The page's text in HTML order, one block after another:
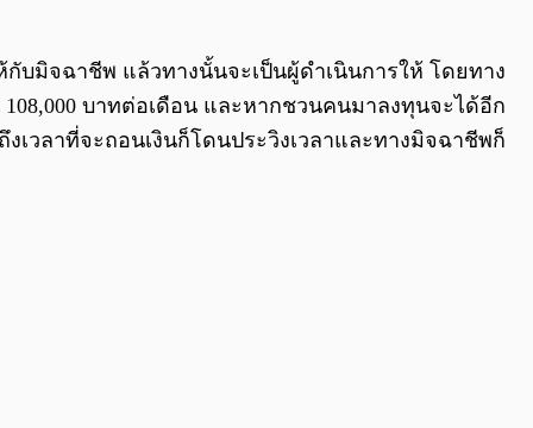
บมิจฉาชีพ แล้วทางนั้นจะเป็นผู้ดำเนินการให้ โดยทาง
108,000 บาทต่อเดือน และหากชวนคนมาลงทุนจะได้อีก
เวลาที่จะถอนเงินก็โดนประวิงเวลาและทางมิจฉาชีพก็